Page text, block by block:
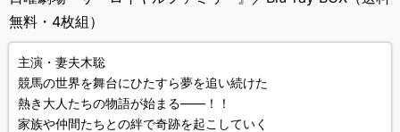
無料・4枚組）
主演・妻夫木聡
競馬の世界を舞台にひたすら夢を追い続けた
熱き大人たちの物語が始まる――！！
家族や仲間たちとの絆で奇跡を起こしていく